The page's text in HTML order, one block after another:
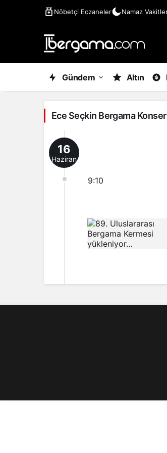
Nöbetçi Eczaneler Namaz
Ece
Seçkin
Bergama
Konseri
Tarihi
Haberleri
Gündem Altın
Ece Seçkin Bergama
16
Haziran
9:10